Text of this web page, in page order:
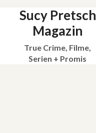
Sucy Pretsch
Magazin
True Crime, Filme,
Serien + Promis